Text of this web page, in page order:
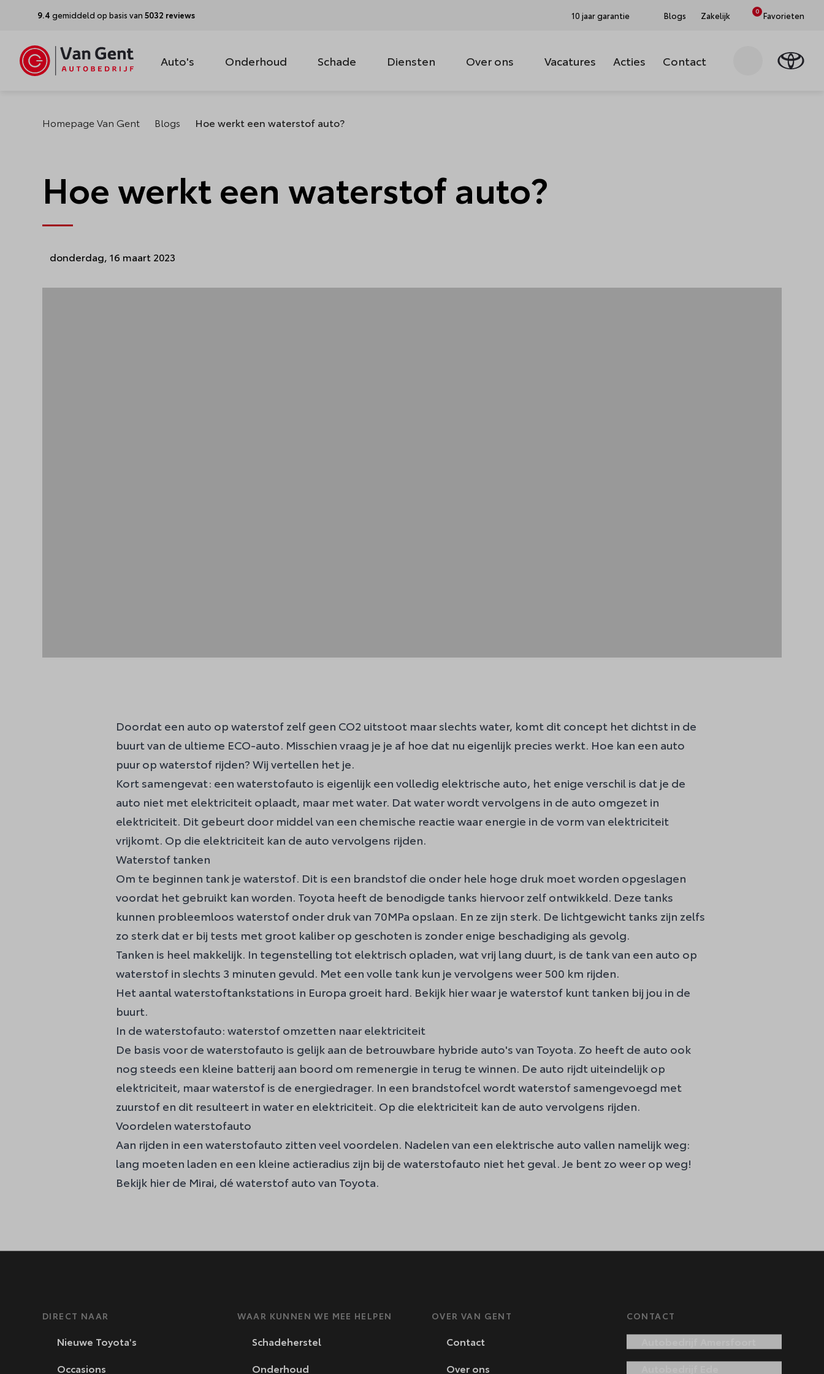
9.4 gemiddeld op basis van 5032 reviews 10 jaar garantie Blogs Zakelijk 0 Favorieten
Auto's Onderhoud Schade Diensten Over ons Vacatures Acties Contact Zoeken
Homepage Van Gent Blogs Hoe werkt een waterstof auto?
Hoe werkt een waterstof auto?
donderdag, 16 maart 2023
Doordat een auto op waterstof zelf geen CO2 uitstoot maar slechts water, komt dit concept het dichtst in de
buurt van de ultieme ECO-auto. Misschien vraag je je af hoe dat nu eigenlijk precies werkt. Hoe kan een auto
puur op waterstof rijden? Wij vertellen het je.
Kort samengevat: een waterstofauto is eigenlijk een volledig elektrische auto, het enige verschil is dat je de
auto niet met elektriciteit oplaadt, maar met water. Dat water wordt vervolgens in de auto omgezet in
elektriciteit. Dit gebeurt door middel van een chemische reactie waar energie in de vorm van elektriciteit
vrijkomt. Op die elektriciteit kan de auto vervolgens rijden.
Waterstof tanken
Om te beginnen tank je waterstof. Dit is een brandstof die onder hele hoge druk moet worden opgeslagen
voordat het gebruikt kan worden. Toyota heeft de benodigde tanks hiervoor zelf ontwikkeld. Deze tanks
kunnen probleemloos waterstof onder druk van 70MPa opslaan. En ze zijn sterk. De lichtgewicht tanks zijn zelfs
zo sterk dat er bij tests met groot kaliber op geschoten is zonder enige beschadiging als gevolg.
Tanken is heel makkelijk. In tegenstelling tot elektrisch opladen, wat vrij lang duurt, is de tank van een auto op
waterstof in slechts 3 minuten gevuld. Met een volle tank kun je vervolgens weer 500 km rijden.
Het aantal waterstoftankstations in Europa groeit hard. Bekijk hier waar je waterstof kunt tanken bij jou in de
buurt.
In de waterstofauto: waterstof omzetten naar elektriciteit
De basis voor de waterstofauto is gelijk aan de betrouwbare hybride auto's van Toyota. Zo heeft de auto ook
nog steeds een kleine batterij aan boord om remenergie in terug te winnen. De auto rijdt uiteindelijk op
elektriciteit, maar waterstof is de energiedrager. In een brandstofcel wordt waterstof samengevoegd met
zuurstof en dit resulteert in water en elektriciteit. Op die elektriciteit kan de auto vervolgens rijden.
Voordelen waterstofauto
Aan rijden in een waterstofauto zitten veel voordelen. Nadelen van een elektrische auto vallen namelijk weg:
lang moeten laden en een kleine actieradius zijn bij de waterstofauto niet het geval. Je bent zo weer op weg!
Bekijk hier de Mirai, dé waterstof auto van Toyota.
DIRECT NAAR
Nieuwe Toyota's
Occasions
WAAR KUNNEN WE MEE HELPEN
Schadeherstel
Onderhoud
OVER VAN GENT
Contact
Over ons
CONTACT